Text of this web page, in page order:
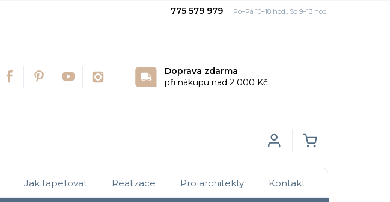
775 579 979
Doprava zdarma
při nákupu nad 2 000 Kč
Login
Jak tapetovat Realizace Pro architekty Kontakt